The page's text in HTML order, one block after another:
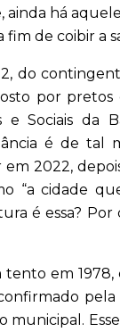
há
de coibir a
do
por
Sociais da
é de tal
2022,
“a cidade
é essa? Por
em
pela